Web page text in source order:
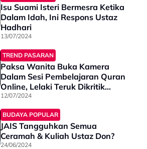
Isu Suami Isteri Bermesra Ketika
Dalam Idah, Ini Respons Ustaz
Hadhari
13/07/2024
TREND PASARAN
Paksa Wanita Buka Kamera
Dalam Sesi Pembelajaran Quran
Online, Lelaki Teruk Dikritik
Netizen - “Dasar Penunggang
Agama”
12/07/2024
BUDAYA POPULAR
JAIS Tangguhkan Semua
Ceramah & Kuliah Ustaz Don?
24/06/2024